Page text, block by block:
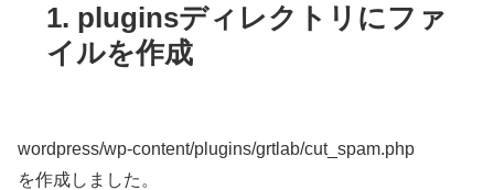
1. pluginsディレクトリにファ
イルを作成
wordpress/wp-content/plugins/grtlab/cut_spam.php
を作成しました。